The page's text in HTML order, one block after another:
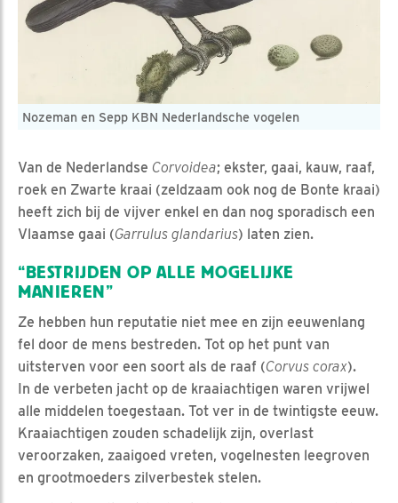
Nozeman en Sepp KBN Nederlandsche vogelen
Van de Nederlandse Corvoidea; ekster, gaai, kauw, raaf,
roek en Zwarte kraai (zeldzaam ook nog de Bonte kraai)
heeft zich bij de vijver enkel en dan nog sporadisch een
Vlaamse gaai (Garrulus glandarius) laten zien.
“BESTRIJDEN OP ALLE MOGELIJKE
MANIEREN”
Ze hebben hun reputatie niet mee en zijn eeuwenlang
fel door de mens bestreden. Tot op het punt van
uitsterven voor een soort als de raaf (Corvus corax).
In de verbeten jacht op de kraaiachtigen waren vrijwel
alle middelen toegestaan. Tot ver in de twintigste eeuw.
Kraaiachtigen zouden schadelijk zijn, overlast
veroorzaken, zaaigoed vreten, vogelnesten leegroven
en grootmoeders zilverbestek stelen.